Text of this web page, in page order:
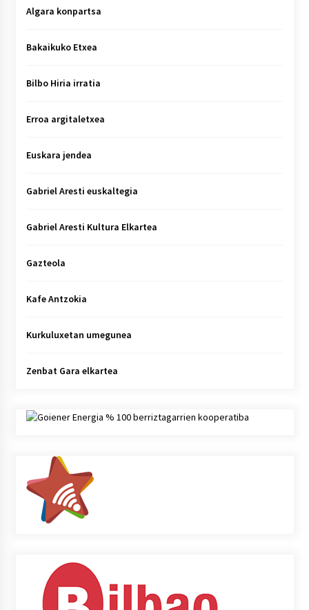
Algara konpartsa
Bakaikuko Etxea
Bilbo Hiria irratia
Erroa argitaletxea
Euskara jendea
Gabriel Aresti euskaltegia
Gabriel Aresti Kultura Elkartea
Gazteola
Kafe Antzokia
Kurkuluxetan umegunea
Zenbat Gara elkartea